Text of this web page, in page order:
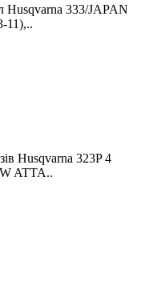
Husqvarna 333/JAPAN
11),..
Husqvarna 323P 4
ATTA..